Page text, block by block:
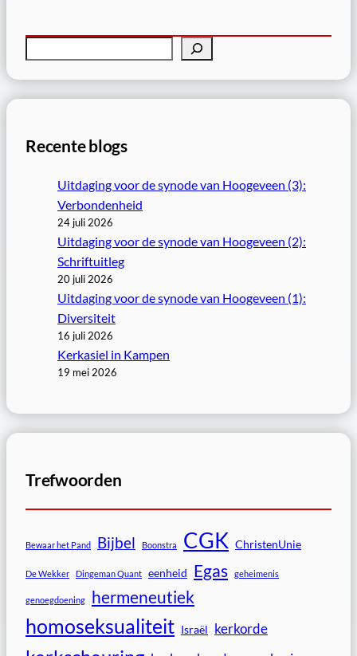
o
n
Recente blogs
Uitdaging voor de synode van Hoogeveen (3):
Verbondenheid
24 juli 2026
Uitdaging voor de synode van Hoogeveen (2):
Schriftuitleg
20 juli 2026
Uitdaging voor de synode van Hoogeveen (1):
Diversiteit
16 juli 2026
Kerkasiel in Kampen
19 mei 2026
Trefwoorden
Bewaar het Pand Bijbel Boonstra CGK ChristenUnie
De Wekker Dingeman Quant eenheid Egas geheimenis
genoegdoening hermeneutiek
homoseksualiteit Israël kerkorde